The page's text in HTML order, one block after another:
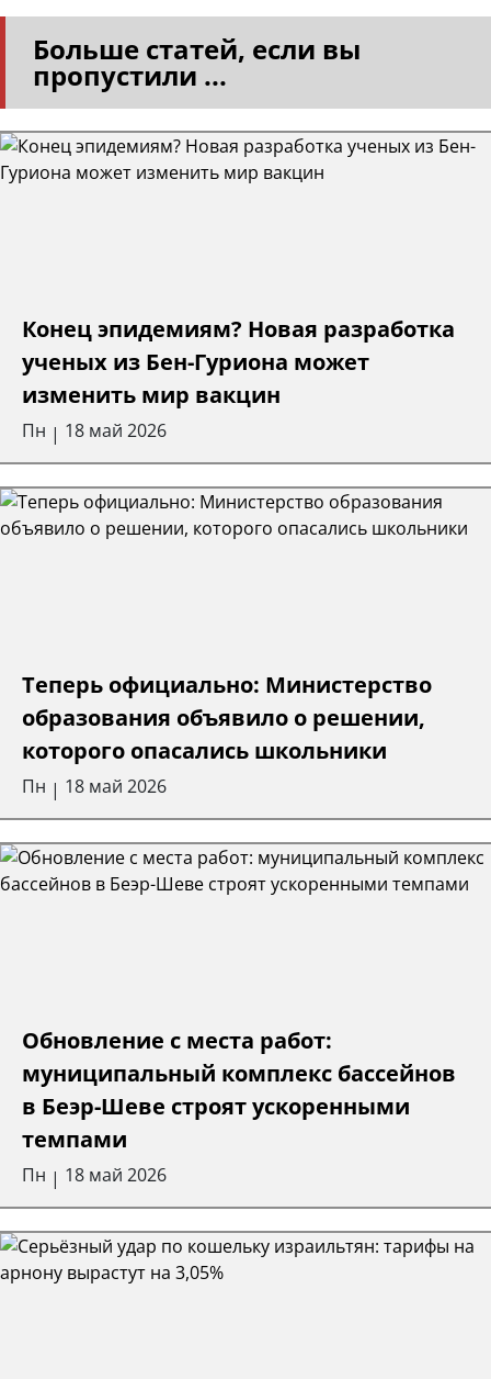
Больше статей, если вы
пропустили ...
Конец эпидемиям? Новая разработка
ученых из Бен-Гуриона может
изменить мир вакцин
Пн | 18 май 2026
Теперь официально: Министерство
образования объявило о решении,
которого опасались школьники
Пн | 18 май 2026
Обновление с места работ:
муниципальный комплекс бассейнов
в Беэр-Шеве строят ускоренными
темпами
Пн | 18 май 2026